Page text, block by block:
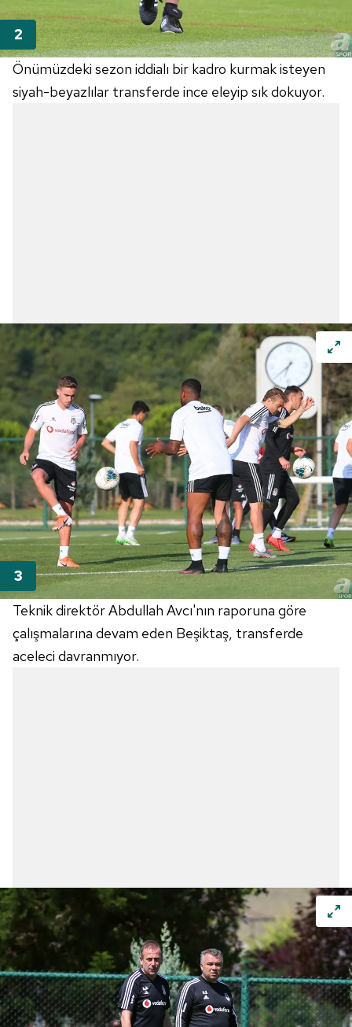
Önümüzdeki sezon iddialı bir kadro kurmak isteyen
siyah-beyazlılar transferde ince eleyip sık dokuyor.
Teknik direktör Abdullah Avcı'nın raporuna göre
çalışmalarına devam eden Beşiktaş, transferde
aceleci davranmıyor.